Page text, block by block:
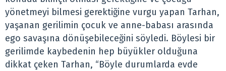
yönetmeyi bilmesi gerektiğine vurgu yapan Tarhan,
yaşanan gerilimin çocuk ve anne-babası arasında
ego savaşına dönüşebileceğini söyledi. Böylesi bir
gerilimde kaybedenin hep büyükler olduğuna
dikkat çeken Tarhan, “Böyle durumlarda evde